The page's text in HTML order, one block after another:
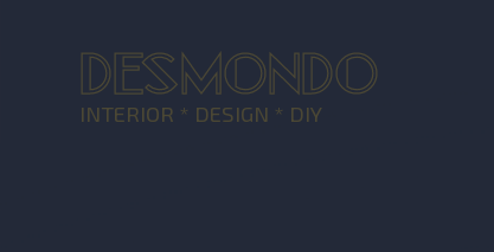
DESMONDO
INTERIOR * DESIGN * DIY